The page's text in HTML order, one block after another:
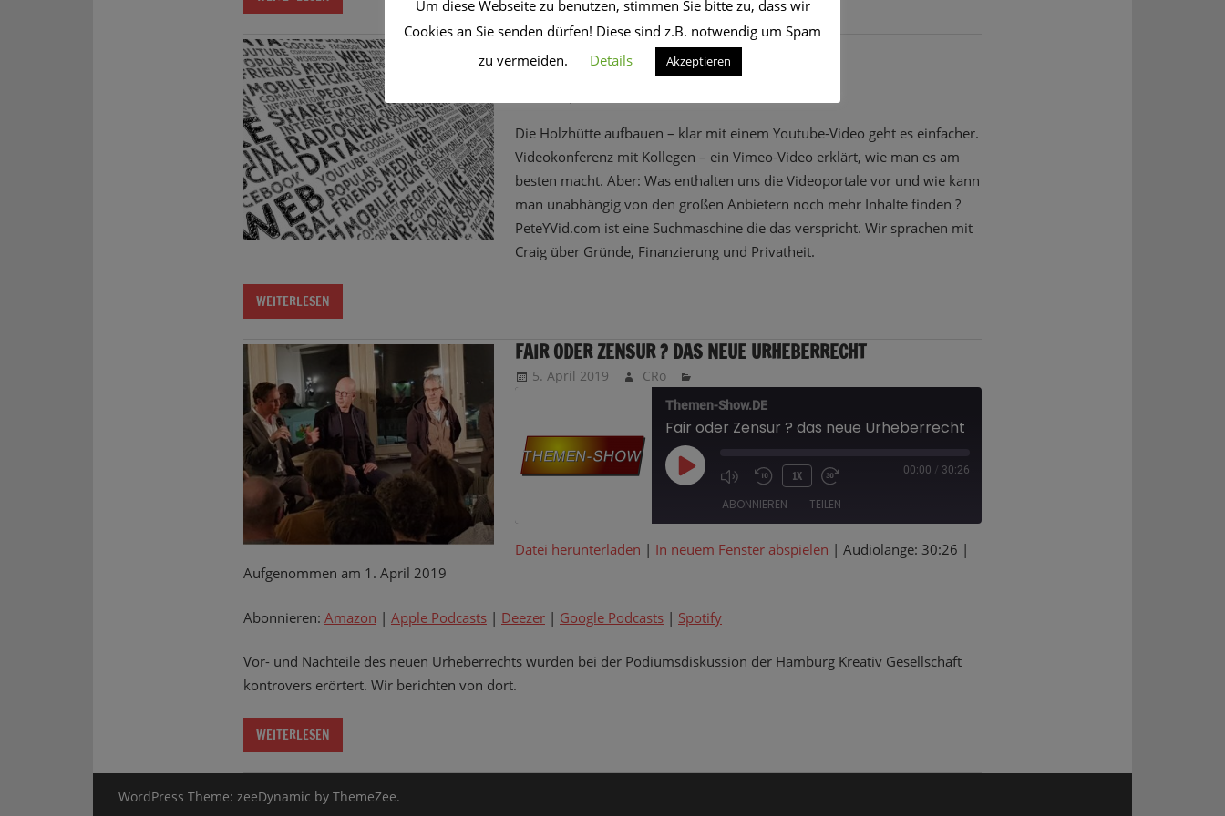
UNZENSIERT UND UMFASSEND – WARUM ES
VIDEOSUCHMASCHINEN GIBT
Die Holzhütte aufbauen – klar mit einem Youtube-Video geht es einfacher.
Videokonferenz mit Kollegen – ein Vimeo-Video erklärt, wie man es am
besten macht. Aber: Was enthalten uns die Videoportale vor und wie kann
man unabhängig von den großen Anbietern noch mehr Inhalte finden ?
PeteYVid.com ist eine Suchmaschine die das verspricht. Wir sprachen mit
Craig über Gründe, Finanzierung und Privatheit.
WEITERLESEN
FAIR ODER ZENSUR ? DAS NEUE URHEBERRECHT
5. April 2019 CRo
Themen-Show.DE
Fair oder Zensur ? das neue Urheberrecht
PLAY
EPISODE
1X 00:00 / 30:26
ABONNIEREN TEILEN
RSS FEED
TEILEN
Datei herunterladen | In neuem Fenster abspielen | Audiolänge: 30:26 |
Aufgenommen am 1. April 2019
Abonnieren: Amazon | Apple Podcasts | Deezer | Google Podcasts | Spotify
Vor- und Nachteile des neuen Urheberrechts wurden bei der Podiumsdiskussion der Hamburg Kreativ Gesellschaft
kontrovers erörtert. Wir berichten von dort.
WEITERLESEN
WordPress Theme: zeeDynamic by ThemeZee.
Um diese Webseite zu benutzen, stimmen Sie bitte zu, dass wir
Cookies an Sie senden dürfen! Diese sind z.B. notwendig um Spam
zu vermeiden.
Details Akzeptieren